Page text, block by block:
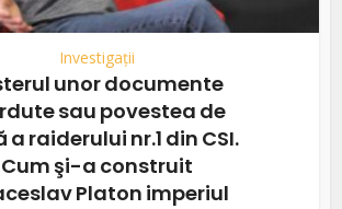
Investigații
unor documente
sau povestea de
a raiderului nr.1 din CSI.
Cum şi-a construit
Platon imperiul